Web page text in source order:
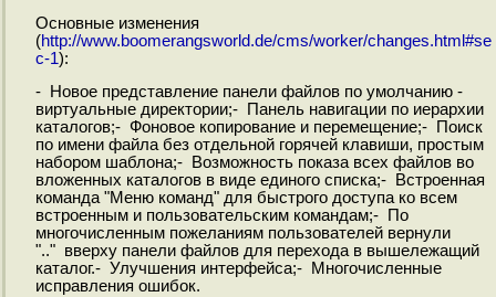
Основные изменения
(http://www.boomerangsworld.de/cms/worker/changes.html#se
c-1):
- Новое представление панели файлов по умолчанию -
виртуальные директории;- Панель навигации по иерархии
каталогов;- Фоновое копирование и перемещение;- Поиск
по имени файла без отдельной горячей клавиши, простым
набором шаблона;- Возможность показа всех файлов во
вложенных каталогов в виде единого списка;- Встроенная
команда "Меню команд" для быстрого доступа ко всем
встроенным и пользовательским командам;- По
многочисленным пожеланиям пользователей вернули
".." вверху панели файлов для перехода в вышележащий
каталог.- Улучшения интерфейса;- Многочисленные
исправления ошибок.